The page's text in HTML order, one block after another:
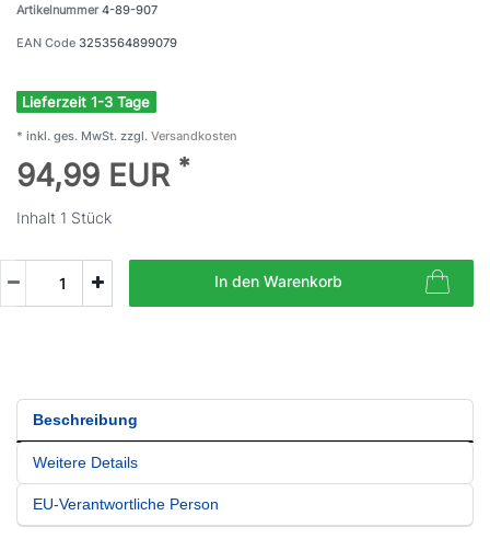
Artikelnummer4-89-907
EAN Code 3253564899079
Lieferzeit 1-3 Tage
* inkl. ges. MwSt. zzgl. Versandkosten
94,99 EUR *
Inhalt 1 Stück
In den Warenkorb
Beschreibung
Weitere Details
EU-Verantwortliche Person